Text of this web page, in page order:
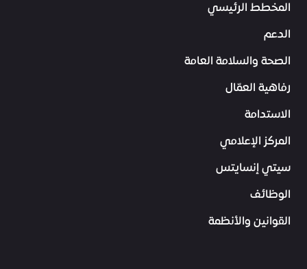
المخطط الرئيسي
الدعم
الصحة والسلامة العامة
رفاهية العمّال
الاستدامة
المركز الإعلامي
سيتي إنسايتس
الوظائف
القوانين والأنظمة